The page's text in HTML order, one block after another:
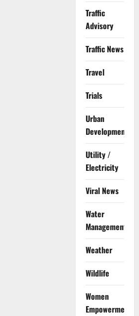
Traffic
Advisory
Traffic News
Travel
Trials
Urban
Development
Utility /
Electricity
Viral News
Water
Management
Weather
Wildlife
Women
Empowerment